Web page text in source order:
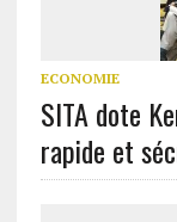
ECONOMIE
SITA dote
rapide et